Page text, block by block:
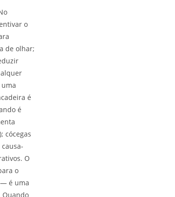
o
de olhar;
é
é
cócegas
O
o
é uma
Quando